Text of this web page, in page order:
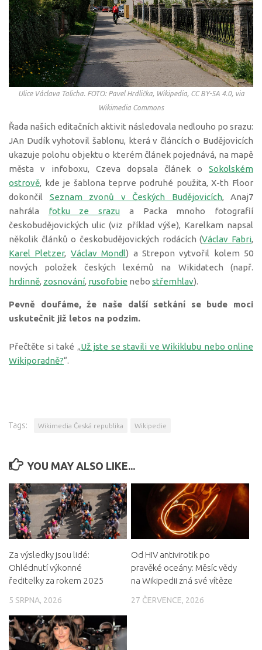
Ulice Václava Talicha. FOTO: Pavel Hrdlička, Wikipedia, CC BY-SA 4.0, via
Wikimedia Commons
Řada našich editačních aktivit následovala nedlouho po srazu:
JAn Dudík vyhotovil šablonu, která v článcích o Budějovicích
ukazuje polohu objektu o kterém článek pojednává, na mapě
města v infoboxu, Czeva dopsala článek o Sokolském
ostrově, kde je šablona teprve podruhé použita, X-th Floor
dokončil Seznam zvonů v Českých Budějovicích, Anaj7
nahrála fotku ze srazu a Packa mnoho fotografií
českobudějovických ulic (viz příklad výše), Karelkam napsal
několik článků o českobudějovických rodácích (Václav Fabri,
Karel Pletzer, Václav Mondl) a Strepon vytvořil kolem 50
nových položek českých lexémů na Wikidatech (např.
hrdinně, zosnování, rusofobie nebo střemhlav).
Pevně doufáme, že naše další setkání se bude moci
uskutečnit již letos na podzim.
Přečtěte si také „Už jste se stavili ve Wikiklubu nebo online
Wikiporadně?“.
Tags: Wikimedia Česká republika Wikipedie
YOU MAY ALSO LIKE...
Za výsledky jsou lidé:
Ohlédnutí výkonné
ředitelky za rokem 2025
5 SRPNA, 2026
Od HIV antivirotik po
pravěké oceány: Měsíc vědy
na Wikipedii zná své vítěze
27 ČERVENCE, 2026